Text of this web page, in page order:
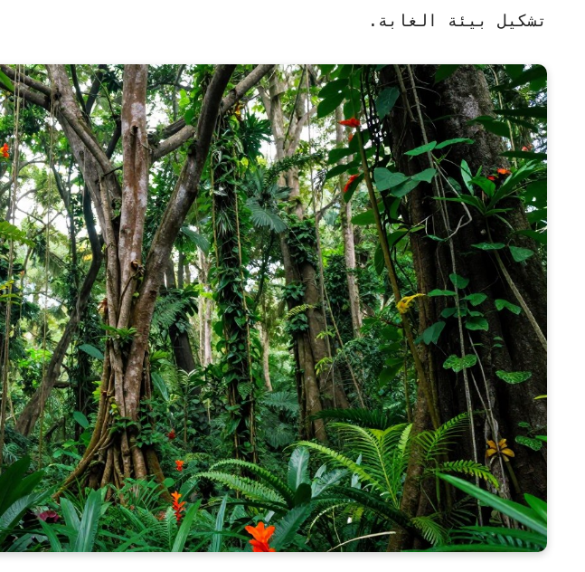
تشكيل بيئة الغابة.